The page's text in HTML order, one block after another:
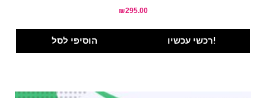
₪295.00
הוסיפי לסל רכשי עכשיו!